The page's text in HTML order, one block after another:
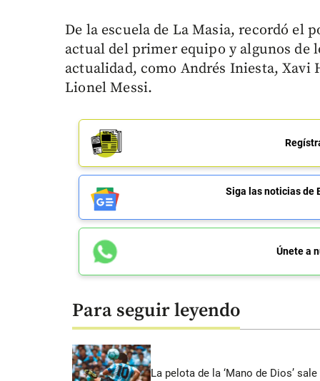
De la escuela de La Masia, recordó el
actual del primer equipo y algunos de
actualidad, como Andrés Iniesta, Xavi
Lionel Messi.
Siga las noticias de
Únete a
Para seguir leyendo
La pelota de la ‘Mano de Dios’